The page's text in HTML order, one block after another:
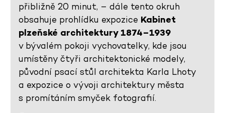
přibližně 20 minut, – dále tento okruh
obsahuje prohlídku expozice Kabinet
plzeňské architektury 1874–1939
v bývalém pokoji vychovatelky, kde jsou
umístěny čtyři architektonické modely,
původní psací stůl architekta Karla Lhoty
a expozice o vývoji architektury města
s promítáním smyček fotografií.